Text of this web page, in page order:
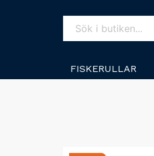
FISKERULLAR